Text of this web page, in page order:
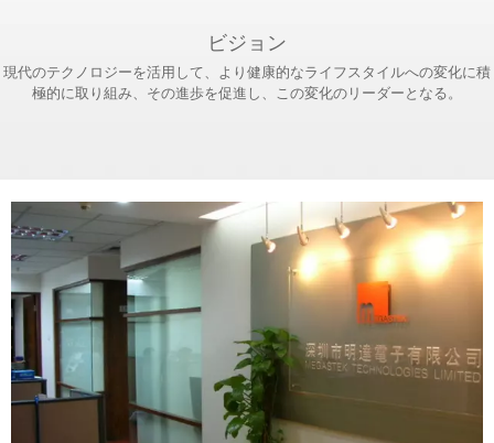
ビジョン
現代のテクノロジーを活用して、より健康的なライフスタイルへの変化に積
極的に取り組み、その進歩を促進し、この変化のリーダーとなる。